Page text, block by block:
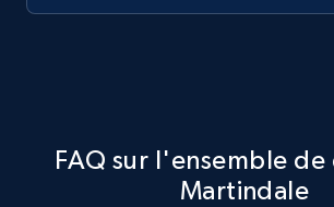
FAQ sur l'ensemble de
Martindale